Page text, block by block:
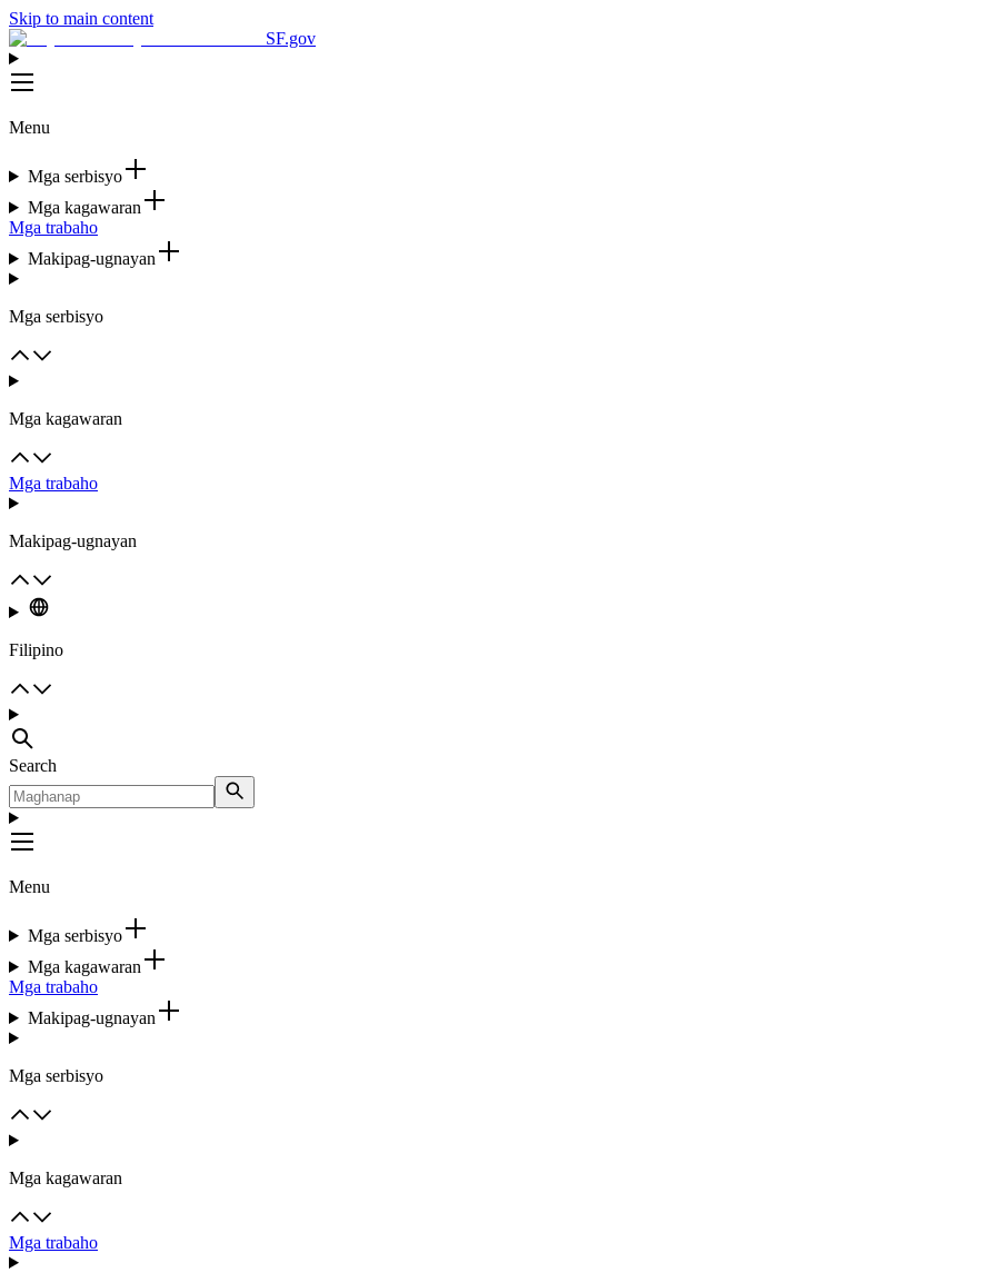
Skip to main content
SF.gov
Menu
Mga serbisyo
Mga kagawaran
Mga trabaho
Makipag-ugnayan
Mga serbisyo
Mga kagawaran
Mga trabaho
Makipag-ugnayan
Filipino
Search
Menu
Mga serbisyo
Mga kagawaran
Mga trabaho
Makipag-ugnayan
Mga serbisyo
Mga kagawaran
Mga trabaho